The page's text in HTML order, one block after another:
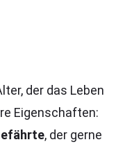
der das Leben
Eigenschaften:
, der gerne